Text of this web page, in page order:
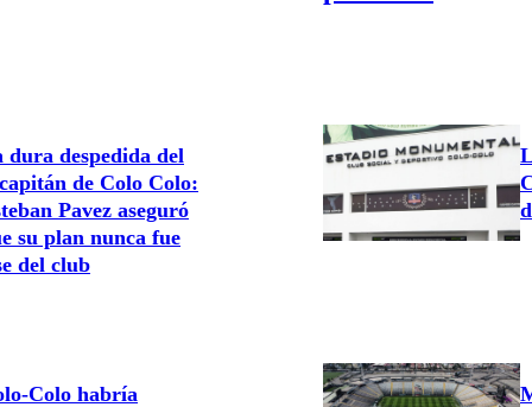
dura despedida del
de Colo Colo:
Pavez aseguró
su plan nunca fue
del club
Colo habría